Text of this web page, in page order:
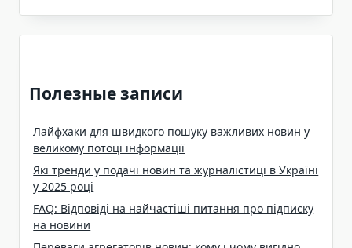
Полезные записи
Лайфхаки для швидкого пошуку важливих новин у
великому потоці інформації
Які тренди у подачі новин та журналістиці в Україні
у 2025 році
FAQ: Відповіді на найчастіші питання про підписку
на новини